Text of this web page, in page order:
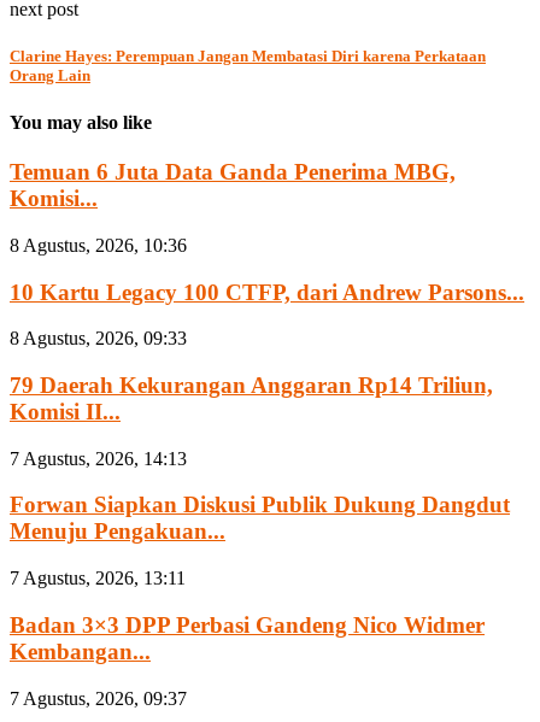
next post
Clarine Hayes: Perempuan Jangan Membatasi Diri karena Perkataan
Orang Lain
You may also like
Temuan 6 Juta Data Ganda Penerima MBG,
Komisi...
8 Agustus, 2026, 10:36
10 Kartu Legacy 100 CTFP, dari Andrew Parsons...
8 Agustus, 2026, 09:33
79 Daerah Kekurangan Anggaran Rp14 Triliun,
Komisi II...
7 Agustus, 2026, 14:13
Forwan Siapkan Diskusi Publik Dukung Dangdut
Menuju Pengakuan...
7 Agustus, 2026, 13:11
Badan 3×3 DPP Perbasi Gandeng Nico Widmer
Kembangan...
7 Agustus, 2026, 09:37